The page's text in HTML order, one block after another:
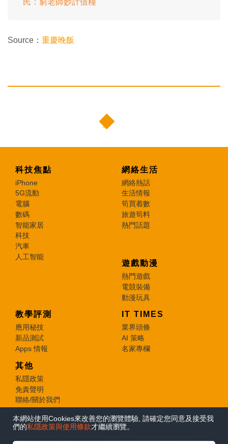
本網站使用Cookies來改善您的瀏覽體驗, 請確定您同意及接受我
們的私隱政策與使用條款才繼續瀏覽。
Source： 重慶晚飯
科技焦點
iPhone
5G流動
電腦
數碼
智能家居
科技
汽車
人工智能
網絡生活
網絡熱話
生活情報
筍買着數
旅遊筍料
熱門話題
遊戲動漫
熱門遊戲
電競裝備
動漫玩具
教學評測
應用秘技
新品測試
Apps 情報
IT TIMES
業界頭條
AI 策略
名家專欄
其他
私隱政策
免責聲明
聯絡/關於我們
© 2026 e-zone. All Rights Reserved.